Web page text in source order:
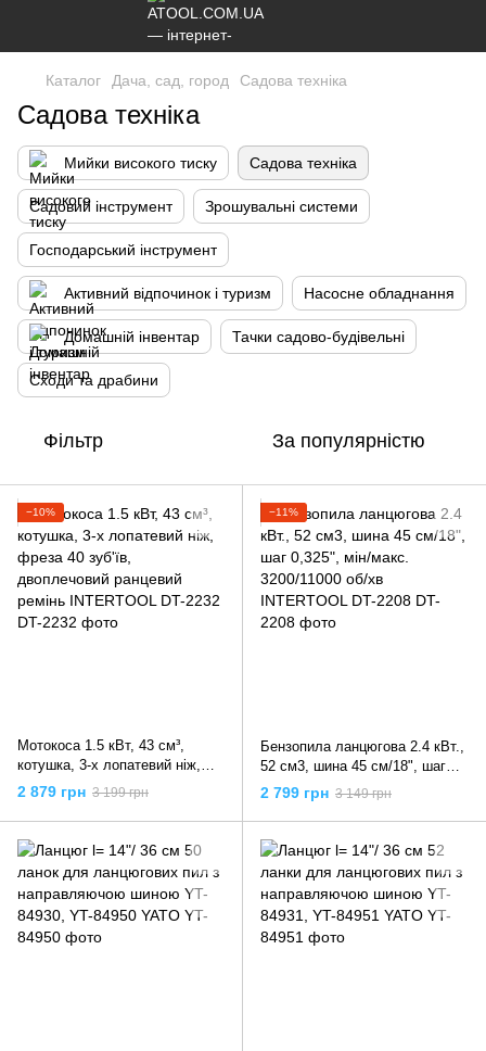
Каталог Дача, сад, город Садова техніка
Садова техніка
Мийки високого тиску Садова техніка
Садовий інструмент Зрошувальні системи
Господарський інструмент
Активний відпочинок і туризм Насосне обладнання
Домашній інвентар Тачки садово-будівельні
Сходи та драбини
Фільтр За популярністю
−10%
Мотокоса 1.5 кВт, 43 см³,
котушка, 3-х лопатевий ніж,
фреза 40 зуб'їв, двоплечовий
ранцевий ремінь INTERTOOL
DT-2232
2 879 грн 3 199 грн
−11%
Бензопила ланцюгова 2.4 кВт.,
52 см3, шина 45 см/18", шаг
0,325", мін/макс. 3200/11000
об/хв INTERTOOL DT-2208
2 799 грн 3 149 грн